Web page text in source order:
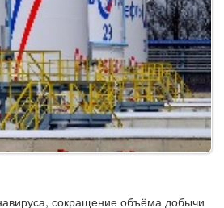
сокращение объёма добычи